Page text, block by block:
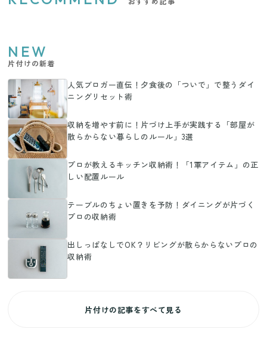
NEW
片付けの新着
人気ブロガー直伝！夕食後の「ついで」で整うダイ
ニングリセット術
収納を増やす前に！片づけ上手が実践する「部屋が
散らからない暮らしのルール」3選
プロが教えるキッチン収納術！「1軍アイテム」の正
しい配置ルール
テーブルのちょい置きを予防！ダイニングが片づく
プロの収納術
出しっぱなしでOK？リビングが散らからないプロの
収納術
片付けの記事をすべて見る